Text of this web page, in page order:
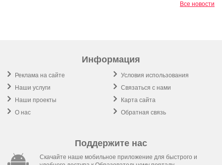
Все новости
Информация
Реклама на сайте
Наши услуги
Наши проекты
О нас
Условия использования
Связаться с нами
Карта сайта
Обратная связь
Поддержите нас
Скачайте наше мобильное приложение для быстрого и